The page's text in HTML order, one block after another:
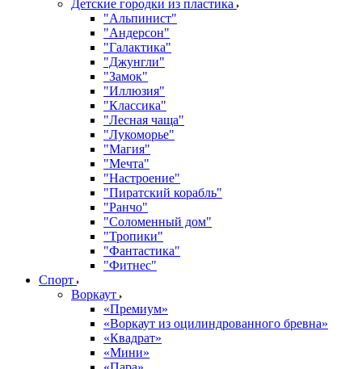
Детские городки из пластика
"Альпинист"
"Андерсон"
"Галактика"
"Джунгли"
"Замок"
"Иллюзия"
"Классика"
"Лесная чаща"
"Лукоморье"
"Магия"
"Мечта"
"Настроение"
"Пиратский корабль"
"Ранчо"
"Соломенный дом"
"Тропики"
"Фантастика"
"Фитнес"
Спорт
Воркаут
«Премиум»
«Воркаут из оцилиндрованного бревна»
«Квадрат»
«Мини»